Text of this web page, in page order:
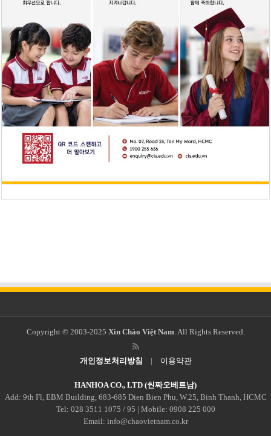
Copyright © 2003-2025 Xin Chào Việt Nam. All Rights Reserved.
개인정보처리방침 | 이용약관
HANHOA CO., LTD (씬짜오베트남)
Add: 9th Fl, EBM Building, 683-685 Dien Bien Phu, W.25, Binh Thanh, HCMC
Tel: 028 3511 1075 / 95 | Mobile: 0908 225 000
Email: info@chaovietnam.co.kr